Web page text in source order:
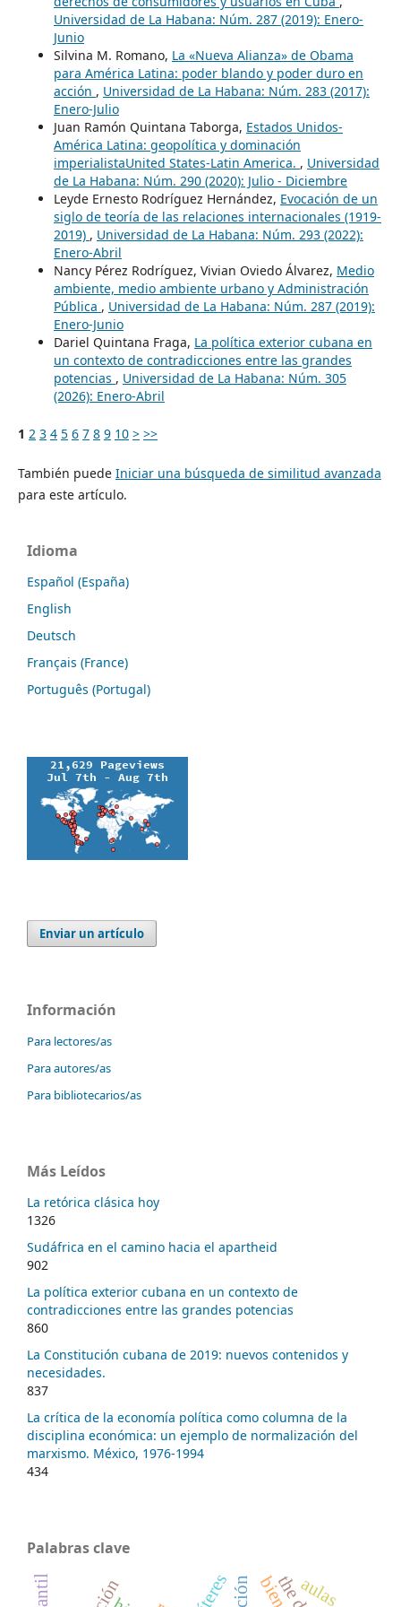
Universidad de La Habana: Núm. 287 (2019): Enero-
Junio
Silvina M. Romano, La «Nueva Alianza» de Obama
para América Latina: poder blando y poder duro en
acción , Universidad de La Habana: Núm. 283 (2017):
Enero-Julio
Juan Ramón Quintana Taborga, Estados Unidos-
América Latina: geopolítica y dominación
imperialistaUnited States-Latin America. , Universidad
de La Habana: Núm. 290 (2020): Julio - Diciembre
Leyde Ernesto Rodríguez Hernández, Evocación de un
siglo de teoría de las relaciones internacionales (1919-
2019) , Universidad de La Habana: Núm. 293 (2022):
Enero-Abril
Nancy Pérez Rodríguez, Vivian Oviedo Álvarez, Medio
ambiente, medio ambiente urbano y Administración
Pública , Universidad de La Habana: Núm. 287 (2019):
Enero-Junio
Dariel Quintana Fraga, La política exterior cubana en
un contexto de contradicciones entre las grandes
potencias , Universidad de La Habana: Núm. 305
(2026): Enero-Abril
1 2 3 4 5 6 7 8 9 10 > >>
También puede Iniciar una búsqueda de similitud avanzada
para este artículo.
Idioma
Español (España)
English
Deutsch
Français (France)
Português (Portugal)
Enviar un artículo
Información
Para lectores/as
Para autores/as
Para bibliotecarios/as
Más Leídos
La retórica clásica hoy
1326
Sudáfrica en el camino hacia el apartheid
902
La política exterior cubana en un contexto de
contradicciones entre las grandes potencias
860
La Constitución cubana de 2019: nuevos contenidos y
necesidades.
837
La crítica de la economía política como columna de la
disciplina económica: un ejemplo de normalización del
marxismo. México, 1976-1994
434
Palabras clave
títeres aulas